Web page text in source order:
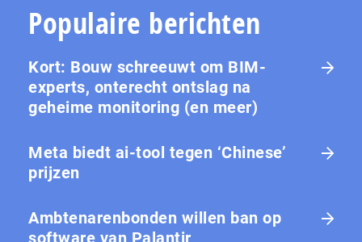
Populaire berichten
Kort: Bouw schreeuwt om BIM-
experts, onterecht ontslag na
geheime monitoring (en meer)
Meta biedt ai-tool tegen ‘Chinese’
prijzen
Ambtenarenbonden willen ban op